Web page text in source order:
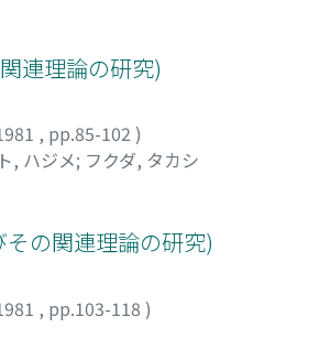
連理論の研究)
, pp.85-102 )
, ハジメ; フクダ, タカシ
の関連理論の研究)
, pp.103-118 )